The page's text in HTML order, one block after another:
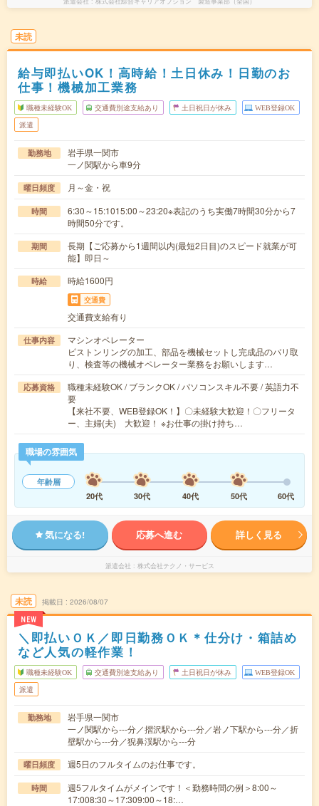
未読
給与即払いOK！高時給！土日休み！日勤のお
仕事！機械加工業務
職種未経験OK 交通費別途支給あり 土日祝日が休み WEB登録OK
派遣
勤務地
岩手県一関市
一ノ関駅から車9分
曜日頻度 月～金・祝
時間
6:30～15:1015:00～23:20※表記のうち実働7時間30分から7
時間50分です。
期間
長期【ご応募から1週間以内(最短2日目)のスピード就業が可
能】即日～
時給 時給1600円
交通費
交通費支給有り
仕事内容
マシンオペレーター
ピストンリングの加工、部品を機械セットし完成品のバリ取
り、検査等の機械オペレーター業務をお願いします…
応募資格
職種未経験OK / ブランクOK / パソコンスキル不要 / 英語力不
要
【来社不要、WEB登録OK！】〇未経験大歓迎！〇フリータ
ー、主婦(夫) 大歓迎！ ※お仕事の掛け持ち…
職場の雰囲気
年齢層
20代
30代 40代 50代 60代
気になる! 応募へ進む 詳しく見る
派遣会社 株式会社テクノ・サービス
未読
NEW
掲載日 2026/08/07
＼即払いＯＫ／即日勤務ＯＫ＊仕分け・箱詰め
など人気の軽作業！
職種未経験OK 交通費別途支給あり 土日祝日が休み WEB登録OK
派遣
勤務地
岩手県一関市
一ノ関駅から---分／摺沢駅から---分／岩ノ下駅から---分／折
壁駅から---分／猊鼻渓駅から---分
曜日頻度 週5日のフルタイムのお仕事です。
時間
週5フルタイムがメインです！＜勤務時間の例＞8:00～
17:008:30～17:309:00～18:…